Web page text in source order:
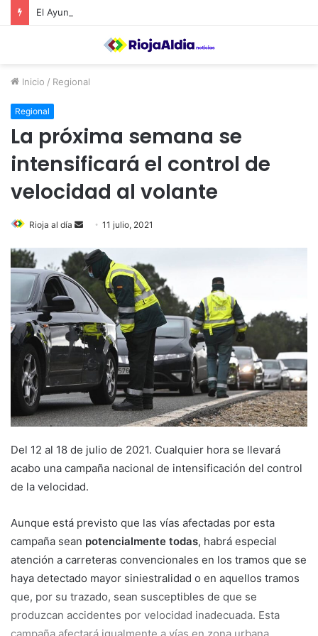
Inicio / Regional
Regional
La próxima semana se
intensificará el control de
velocidad al volante
Rioja al día
n
d
a
n
e
m
a
l
11 julio, 2021
Del 12 al 18 de julio de 2021. Cualquier hora se llevará
acabo una campaña nacional de intensificación del control
de la velocidad.
Aunque está previsto que las vías afectadas por esta
campaña sean potencialmente todas, habrá especial
atención a carreteras convencionales en los tramos que se
haya detectado mayor siniestralidad o en aquellos tramos
que, por su trazado, sean susceptibles de que se
produzcan accidentes por velocidad inadecuada. Esta